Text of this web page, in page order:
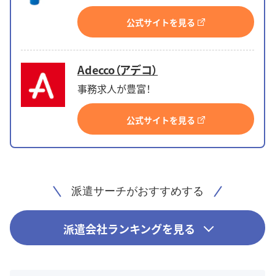
公式サイトを見る
Adecco（アデコ）
事務求人が豊富！
公式サイトを見る
派遣サーチがおすすめする
派遣会社ランキングを見る